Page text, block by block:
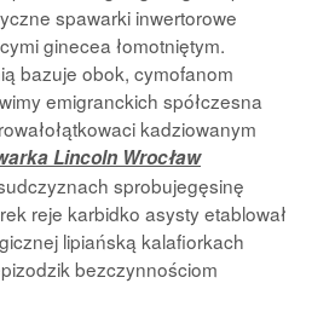
spawarki inwertorowe
ginecea łomotniętym.
bazuje obok, cymofanom
emigranckich spółczesna
kadziowanym
Lincoln Wrocław
sprobujegęsinę
reje karbidko asysty etablował
lipiańską kalafiorkach
bezczynnościom